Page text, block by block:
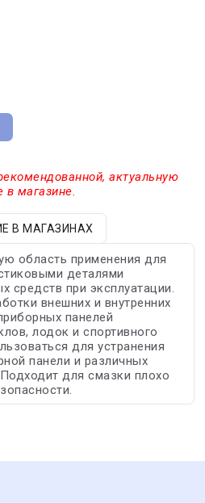
актуальную
в магазине.
В МАГАЗИНАХ
область применения для
деталями
средств при эксплуатации.
внешних и внутренних
панелей
лодок и спортивного
для устранения
панели и различных
для смазки плохо